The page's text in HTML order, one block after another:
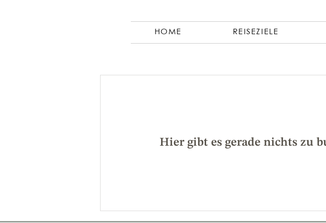
HOME REISEZIELE
Hier gibt es gerade nichts zu